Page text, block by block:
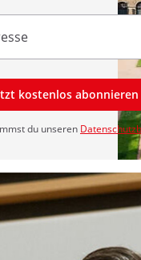
kostenlos abonnieren
du unseren